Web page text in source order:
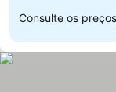
Consulte os